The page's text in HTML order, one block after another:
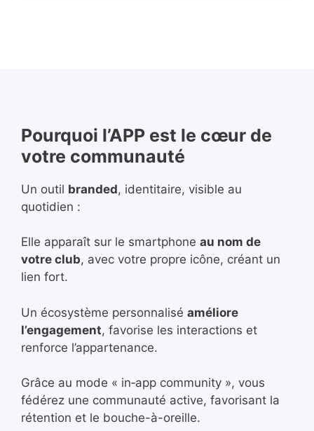
Pourquoi l’APP est le cœur de
votre communauté
Un outil branded, identitaire, visible au
quotidien :
Elle apparaît sur le smartphone au nom de
votre club, avec votre propre icône, créant un
lien fort.
Un écosystème personnalisé améliore
l’engagement, favorise les interactions et
renforce l’appartenance.
Grâce au mode « in‑app community », vous
fédérez une communauté active, favorisant la
rétention et le bouche-à-oreille.